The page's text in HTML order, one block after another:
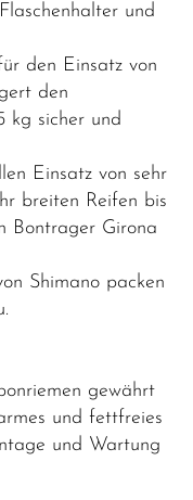
und
den Einsatz von
den
kg sicher und
Einsatz von sehr
breiten Reifen bis
Bontrager Girona
Shimano packen
gewährt
und fettfreies
und Wartung